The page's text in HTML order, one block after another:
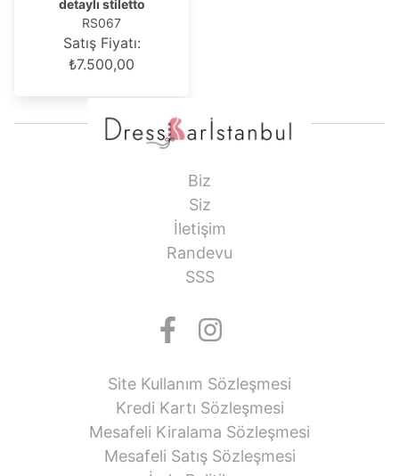
detaylı stiletto
RS067
Satış Fiyatı:
₺7.500,00
Biz
Siz
İletişim
Randevu
SSS
Site Kullanım Sözleşmesi
Kredi Kartı Sözleşmesi
Mesafeli Kiralama Sözleşmesi
Mesafeli Satış Sözleşmesi